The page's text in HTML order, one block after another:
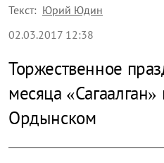
Текст: Юрий Юдин
02.03.2017 12:38
Торжественное
месяца
Ордынском